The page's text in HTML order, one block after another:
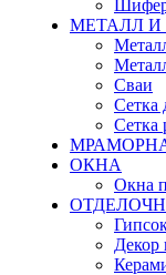
МЕТАЛЛ И
Сваи
Сетка
Сетка
ОКНА
Окна
Декор